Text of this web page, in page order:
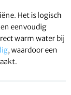
Het is logisch
eenvoudig
warm water bij
, waardoor een